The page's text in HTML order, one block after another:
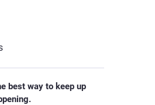
best way to keep up